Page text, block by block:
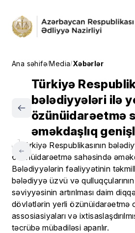
Ana səhifə/Media/Xəbərlər
Türkiyə
bələdiyyələri ilə
özünüidarəetmə
əməkdaşlıq
Bələdiyyələrin fəaliyyətinin
bələdiyyə üzvü və qulluqçularının
səviyyəsinin artırılması daim
dövlətlərin yerli özünüidarəetmə
assosiasiyaları və
təcrübə mübadiləsi aparılır.